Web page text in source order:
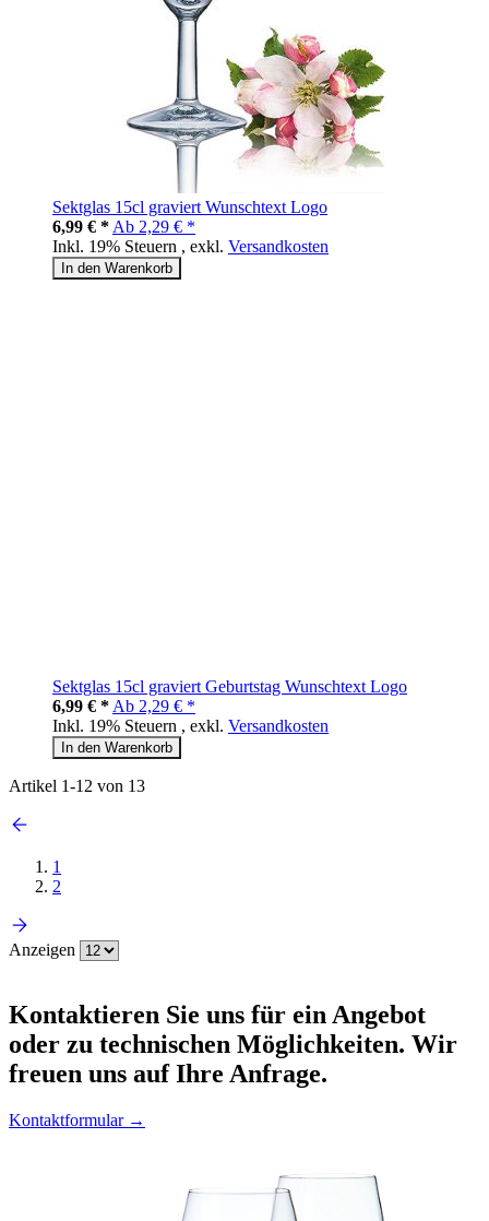
Sektglas 15cl graviert Wunschtext Logo
6,99 € * Ab 2,29 € *
Inkl. 19% Steuern , exkl. Versandkosten
In den Warenkorb
Sektglas 15cl graviert Geburtstag Wunschtext Logo
6,99 € * Ab 2,29 € *
Inkl. 19% Steuern , exkl. Versandkosten
In den Warenkorb
Artikel 1-12 von 13
1
2
Anzeigen
Kontaktieren Sie uns für ein Angebot
oder zu technischen Möglichkeiten. Wir
freuen uns auf Ihre Anfrage.
Kontaktformular →